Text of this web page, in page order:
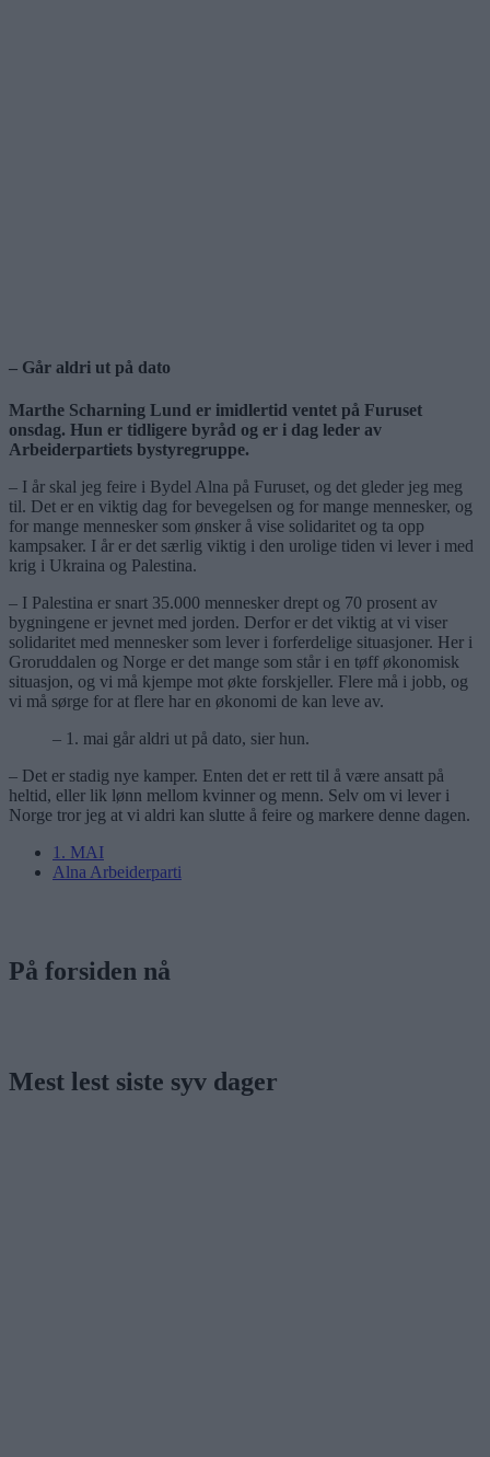
– Går aldri ut på dato
Marthe Scharning Lund er imidlertid ventet på Furuset
onsdag. Hun er tidligere byråd og er i dag leder av
Arbeiderpartiets bystyregruppe.
– I år skal jeg feire i Bydel Alna på Furuset, og det gleder jeg meg
til. Det er en viktig dag for bevegelsen og for mange mennesker, og
for mange mennesker som ønsker å vise solidaritet og ta opp
kampsaker. I år er det særlig viktig i den urolige tiden vi lever i med
krig i Ukraina og Palestina.
– I Palestina er snart 35.000 mennesker drept og 70 prosent av
bygningene er jevnet med jorden. Derfor er det viktig at vi viser
solidaritet med mennesker som lever i forferdelige situasjoner. Her i
Groruddalen og Norge er det mange som står i en tøff økonomisk
situasjon, og vi må kjempe mot økte forskjeller. Flere må i jobb, og
vi må sørge for at flere har en økonomi de kan leve av.
– 1. mai går aldri ut på dato, sier hun.
– Det er stadig nye kamper. Enten det er rett til å være ansatt på
heltid, eller lik lønn mellom kvinner og menn. Selv om vi lever i
Norge tror jeg at vi aldri kan slutte å feire og markere denne dagen.
1. MAI
Alna Arbeiderparti
På forsiden nå
Mest lest siste syv dager